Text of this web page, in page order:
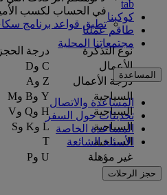
في الحساب لكسب
تطبق قواعد برنامج
نوع التذكرة درجة الحجز
الأعمال
C وD
درجة الأعمال
Z وA
السياحية
Y وB وM
السياحية
H وQ وV
السياحية
L وK وS
السياحية
T
غير مؤهلة
U وP
tab
كوكبنا
طاقم عملنا
مجتمعاتنا المحلية
المساعدة
المساعدة والاتصال
تحديثات حول السفر
المساعدة الخاصة
الأسئلة الشائعة
حجز الرحلات